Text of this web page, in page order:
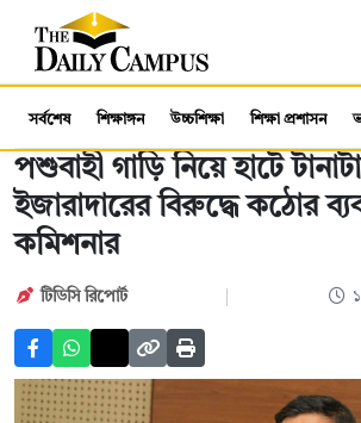
সর্বশেষ শিক্ষাঙ্গন উচ্চশিক্ষা শিক্ষা প্রশাসন
পশুবাহী গাড়ি নিয়ে হাটে
ইজারাদারের বিরুদ্ধে কঠোর
কমিশনার
টিডিসি রিপোর্ট